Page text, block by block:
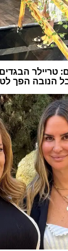
טריילר
הנובה הפך